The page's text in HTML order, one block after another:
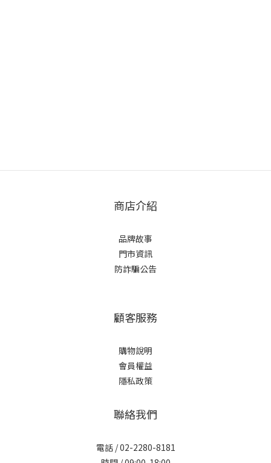
商店介紹
品牌故事
門市資訊
防詐騙公告
顧客服務
購物說明
會員權益
隱私政策
聯絡我們
電話 / 02-2280-8181